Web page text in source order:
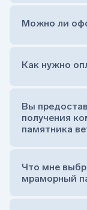
Сам
Тумба
штыря
Обработка
Можно ли
Как нужно
Вы
получения
памятника
Что мне
мраморный